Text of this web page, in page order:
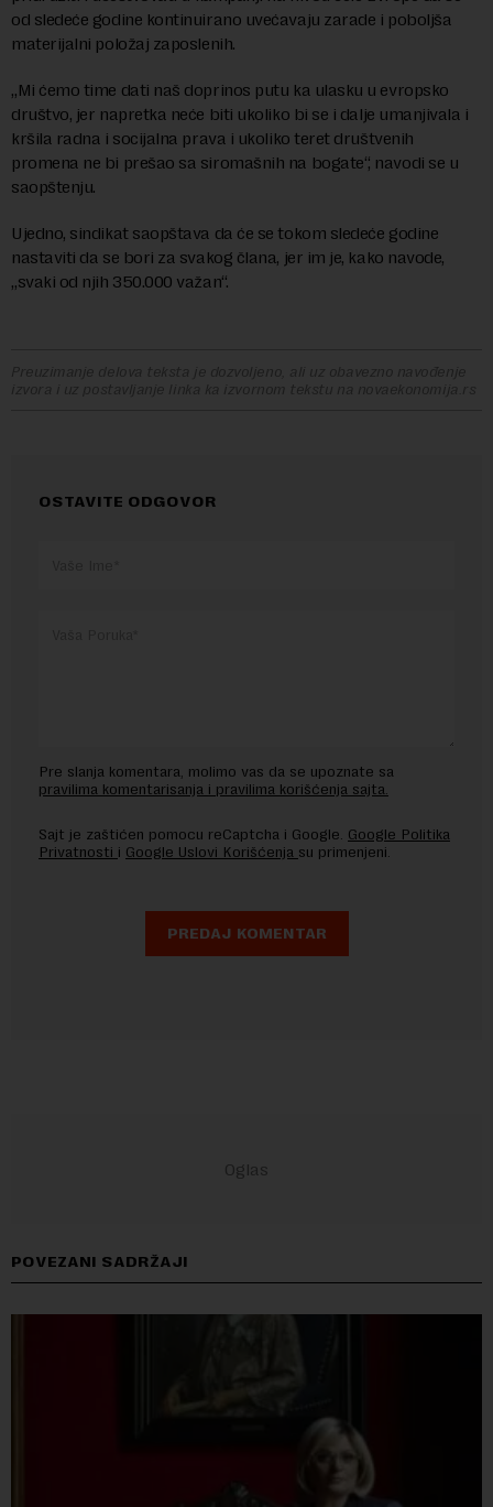
od sledeće godine kontinuirano uvećavaju zarade i poboljša
materijalni položaj zaposlenih.
„Mi ćemo time dati naš doprinos putu ka ulasku u evropsko
društvo, jer napretka neće biti ukoliko bi se i dalje umanjivala i
kršila radna i socijalna prava i ukoliko teret društvenih
promena ne bi prešao sa siromašnih na bogate“, navodi se u
saopštenju.
Ujedno, sindikat saopštava da će se tokom sledeće godine
nastaviti da se bori za svakog člana, jer im je, kako navode,
„svaki od njih 350.000 važan“.
Preuzimanje delova teksta je dozvoljeno, ali uz obavezno navođenje
izvora i uz postavljanje linka ka izvornom tekstu na novaekonomija.rs
OSTAVITE ODGOVOR
Pre slanja komentara, molimo vas da se upoznate sa
pravilima komentarisanja i pravilima korišćenja sajta.
Sajt je zaštićen pomocu reCaptcha i Google. Google Politika
Privatnosti i Google Uslovi Korišćenja su primenjeni.
POVEZANI SADRŽAJI